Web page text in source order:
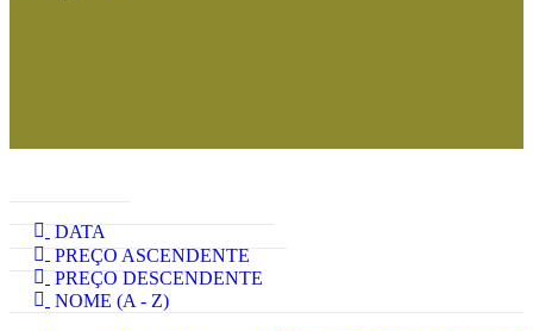
DATA
PREÇO ASCENDENTE
PREÇO DESCENDENTE
NOME (A - Z)